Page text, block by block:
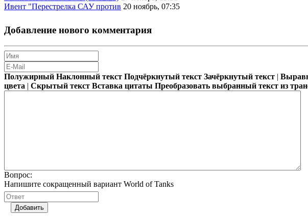
Ивент "Перестрелка САУ против 20 ноябрь, 07:35
Добавление нового комментария
Полужирный Наклонный текст Подчёркнутый текст Зачёркнутый текст |
цвета | Скрытый текст Вставка цитаты Преобразовать выбранный текст из
Вопрос:
Напишите сокращенный вариант World of Tanks
Добавить